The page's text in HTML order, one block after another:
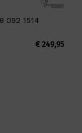
092 1514
€249,95